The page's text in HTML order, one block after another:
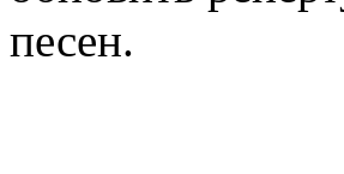
песен.